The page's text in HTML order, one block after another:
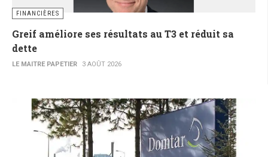
FINANCIÈRES
Greif améliore ses résultats au T3 et réduit sa
dette
LE MAITRE PAPETIER 3 AOÛT 2026